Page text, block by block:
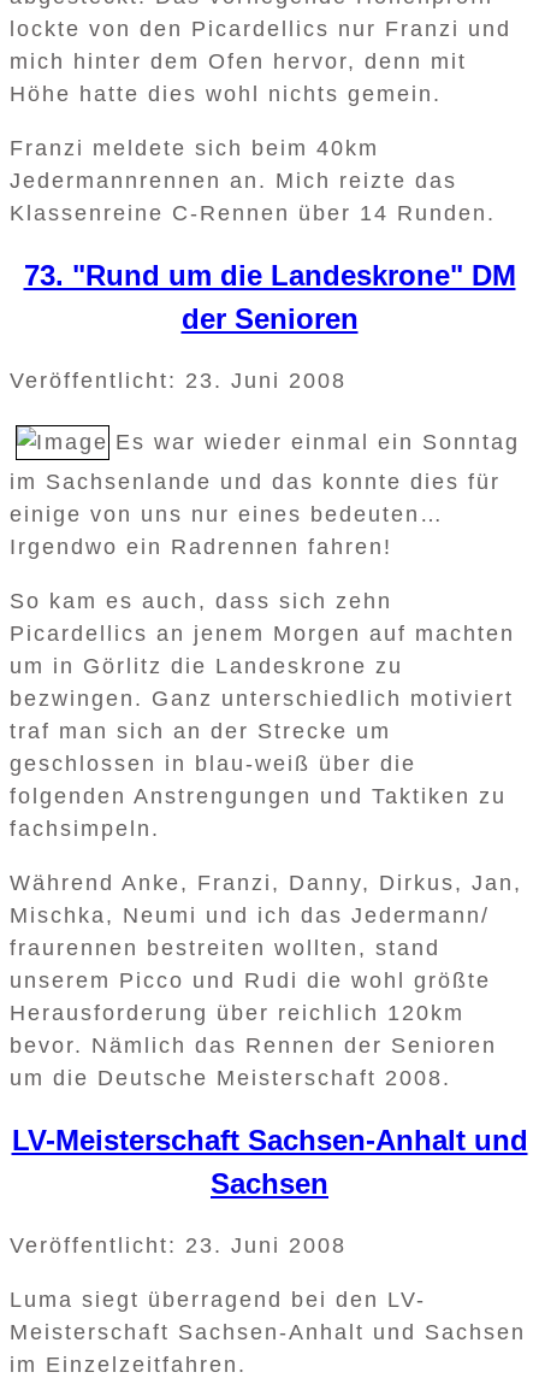
lockte von den Picardellics nur Franzi und
mich hinter dem Ofen hervor, denn mit
Höhe hatte dies wohl nichts gemein.
Franzi meldete sich beim 40km
Jedermannrennen an. Mich reizte das
Klassenreine C-Rennen über 14 Runden.
73. "Rund um die Landeskrone" DM
der Senioren
Veröffentlicht: 23. Juni 2008
Es war wieder einmal ein Sonntag
im Sachsenlande und das konnte dies für
einige von uns nur eines bedeuten…
Irgendwo ein Radrennen fahren!
So kam es auch, dass sich zehn
Picardellics an jenem Morgen auf machten
um in Görlitz die Landeskrone zu
bezwingen. Ganz unterschiedlich motiviert
traf man sich an der Strecke um
geschlossen in blau-weiß über die
folgenden Anstrengungen und Taktiken zu
fachsimpeln.
Während Anke, Franzi, Danny, Dirkus, Jan,
Mischka, Neumi und ich das Jedermann/
fraurennen bestreiten wollten, stand
unserem Picco und Rudi die wohl größte
Herausforderung über reichlich 120km
bevor. Nämlich das Rennen der Senioren
um die Deutsche Meisterschaft 2008.
LV-Meisterschaft Sachsen-Anhalt und
Sachsen
Veröffentlicht: 23. Juni 2008
Luma siegt überragend bei den LV-
Meisterschaft Sachsen-Anhalt und Sachsen
im Einzelzeitfahren.